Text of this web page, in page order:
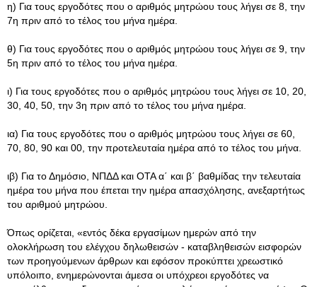
η) Για τους εργοδότες που ο αριθμός μητρώου τους λήγει σε 8, την
7η πριν από το τέλος του μήνα ημέρα.
θ) Για τους εργοδότες που ο αριθμός μητρώου τους λήγει σε 9, την
5η πριν από το τέλος του μήνα ημέρα.
ι) Για τους εργοδότες που ο αριθμός μητρώου τους λήγει σε 10, 20,
30, 40, 50, την 3η πριν από το τέλος του μήνα ημέρα.
ια) Για τους εργοδότες που ο αριθμός μητρώου τους λήγει σε 60,
70, 80, 90 και 00, την προτελευταία ημέρα από το τέλος του μήνα.
ιβ) Για το Δημόσιο, ΝΠΔΔ και ΟΤΑ α΄ και β΄ βαθμίδας την τελευταία
ημέρα του μήνα που έπεται την ημέρα απασχόλησης, ανεξαρτήτως
του αριθμού μητρώου.
Όπως ορίζεται, «εντός δέκα εργασίμων ημερών από την
ολοκλήρωση του ελέγχου δηλωθεισών - καταβληθεισών εισφορών
των προηγούμενων άρθρων και εφόσον προκύπτει χρεωστικό
υπόλοιπο, ενημερώνονται άμεσα οι υπόχρεοι εργοδότες να